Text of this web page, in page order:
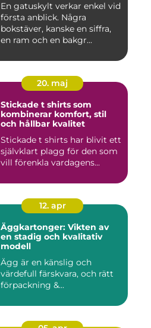
En gatuskylt verkar enkel vid
första anblick. Några
bokstäver, kanske en siffra,
en ram och en bakgr...
20. maj
Stickade t shirts som
kombinerar komfort, stil
och hållbar kvalitet
Stickade t shirts har blivit ett
självklart plagg för den som
vill förenkla vardagens...
12. apr
Äggkartonger: Vikten av
en stadig och kvalitativ
modell
Ägg är en känslig och
värdefull färskvara, och rätt
förpackning &...